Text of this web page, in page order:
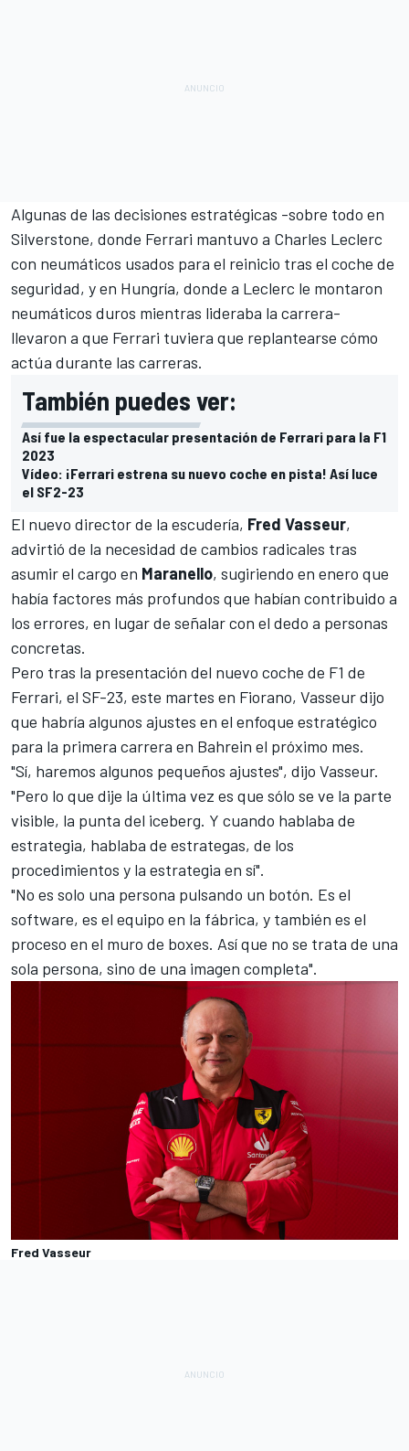
Algunas de las decisiones estratégicas -sobre todo en
Silverstone, donde Ferrari mantuvo a Charles Leclerc
con neumáticos usados para el reinicio tras el coche de
seguridad, y en Hungría, donde a Leclerc le montaron
neumáticos duros mientras lideraba la carrera-
llevaron a que Ferrari tuviera que replantearse cómo
actúa durante las carreras.
También puedes ver:
Así fue la espectacular presentación de Ferrari para la F1
2023
Vídeo: ¡Ferrari estrena su nuevo coche en pista! Así luce
el SF2-23
El nuevo director de la escudería, Fred Vasseur,
advirtió de la necesidad de cambios radicales tras
asumir el cargo en Maranello, sugiriendo en enero que
había factores más profundos que habían contribuido a
los errores, en lugar de señalar con el dedo a personas
concretas.
Pero tras la presentación del nuevo coche de F1 de
Ferrari, el SF-23, este martes en Fiorano, Vasseur dijo
que habría algunos ajustes en el enfoque estratégico
para la primera carrera en Bahrein el próximo mes.
"Sí, haremos algunos pequeños ajustes", dijo Vasseur.
"Pero lo que dije la última vez es que sólo se ve la parte
visible, la punta del iceberg. Y cuando hablaba de
estrategia, hablaba de estrategas, de los
procedimientos y la estrategia en sí".
"No es solo una persona pulsando un botón. Es el
software, es el equipo en la fábrica, y también es el
proceso en el muro de boxes. Así que no se trata de una
sola persona, sino de una imagen completa".
Fred Vasseur